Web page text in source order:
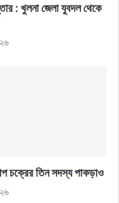
: খুলনা জেলা যুবদল থেকে
চক্রের তিন সদস্য পাকড়াও